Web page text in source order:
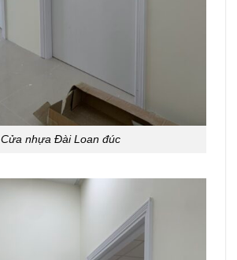
Cửa nhựa Đài Loan đúc